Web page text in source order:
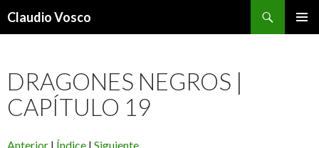
Claudio Vosco
DRAGONES NEGROS |
CAPÍTULO 19
Anterior | Índice | Siguiente